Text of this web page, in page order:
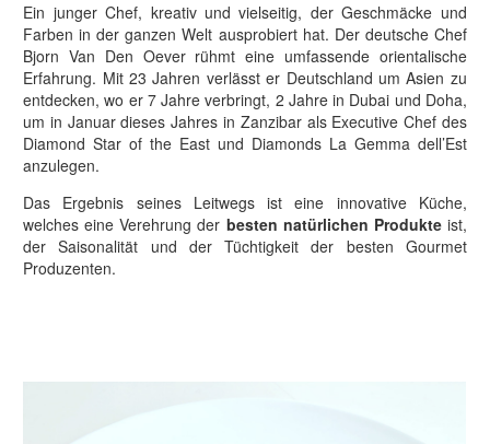
Ein junger Chef, kreativ und vielseitig, der Geschmäcke und
Farben in der ganzen Welt ausprobiert hat. Der deutsche Chef
Bjorn Van Den Oever rühmt eine umfassende orientalische
Erfahrung. Mit 23 Jahren verlässt er Deutschland um Asien zu
entdecken, wo er 7 Jahre verbringt, 2 Jahre in Dubai und Doha,
um in Januar dieses Jahres in Zanzibar als Executive Chef des
Diamond Star of the East und Diamonds La Gemma dell’Est
anzulegen.
Das Ergebnis seines Leitwegs ist eine innovative Küche,
welches eine Verehrung der besten natürlichen Produkteist,
der Saisonalität und der Tüchtigkeit der besten Gourmet
Produzenten.